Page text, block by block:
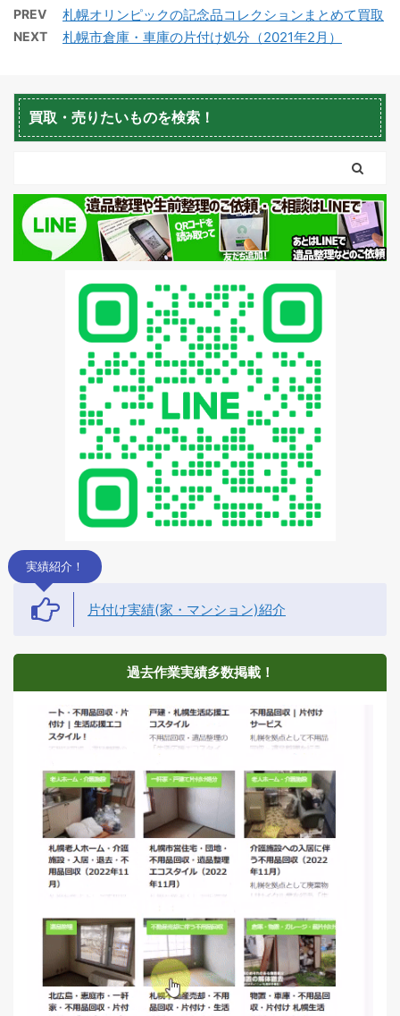
蘭越町不用品回収
PREV 札幌オリンピックの記念品コレクションまとめて買取
NEXT 札幌市倉庫・車庫の片付け処分（2021年2月）
買取・売りたいものを検索！
実績紹介！
片付け実績(家・マンション)紹介
過去作業実績多数掲載！